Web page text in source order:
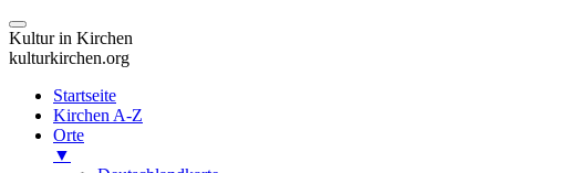
Kultur in Kirchen
kulturkirchen.org
Startseite
Kirchen A-Z
Orte
▼